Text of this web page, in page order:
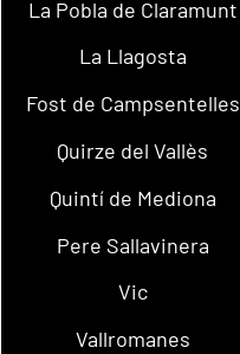
La Pobla de Claramunt
La Llagosta
Fost de Campsentelles
Quirze del Vallès
Quintí de Mediona
Pere Sallavinera
Vic
Vallromanes